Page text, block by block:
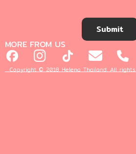
Submit
MORE FROM US
Copyright © 2018 Helena Thailand. All